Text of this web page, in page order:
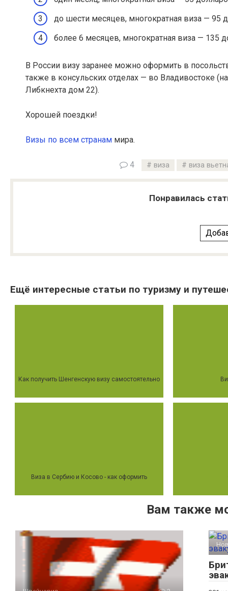
до шести месяцев, многократная виза — 95
более 6 месяцев, многократная виза — 135
В России визу заранее можно оформить в
также в консульских отделах — во Владивостоке
Либкнехта дом 22).
Хорошей поездки!
Визы по всем странам мира.
4 виза виза
Понравилась
Ещё интересные статьи по туризму и
Как получить Шенгенскую визу самостоятельно
Виза в Сербию и Косово - как оформить
Вам также